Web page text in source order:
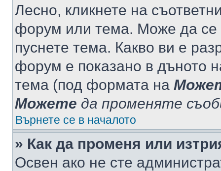
Лесно, кликнете на
форум или тема. Може да се
пуснете тема. Какво ви е
форум е показано в дъното
тема (под формата на
Можете да променяте
Върнете се в началото
» Как да променя или
Освен ако не сте